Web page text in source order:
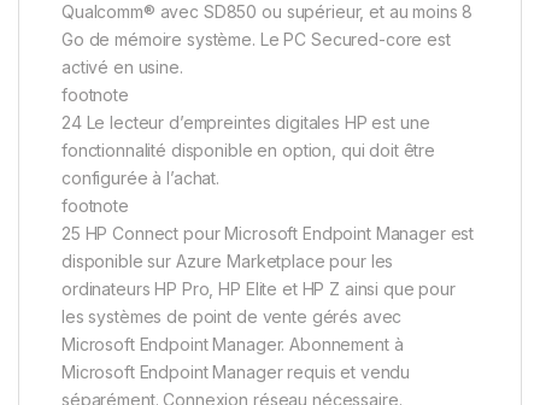
Qualcomm® avec SD850 ou supérieur, et au moins 8
Go de mémoire système. Le PC Secured-core est
activé en usine.
footnote
24 Le lecteur d’empreintes digitales HP est une
fonctionnalité disponible en option, qui doit être
configurée à l’achat.
footnote
25 HP Connect pour Microsoft Endpoint Manager est
disponible sur Azure Marketplace pour les
ordinateurs HP Pro, HP Elite et HP Z ainsi que pour
les systèmes de point de vente gérés avec
Microsoft Endpoint Manager. Abonnement à
Microsoft Endpoint Manager requis et vendu
séparément. Connexion réseau nécessaire.